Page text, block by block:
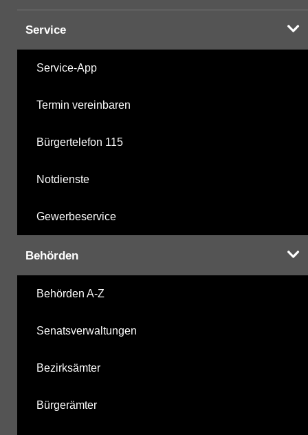
Service
Service-App
Termin vereinbaren
Bürgertelefon 115
Notdienste
Gewerbeservice
Behörden
Behörden A-Z
Senatsverwaltungen
Bezirksämter
Bürgerämter